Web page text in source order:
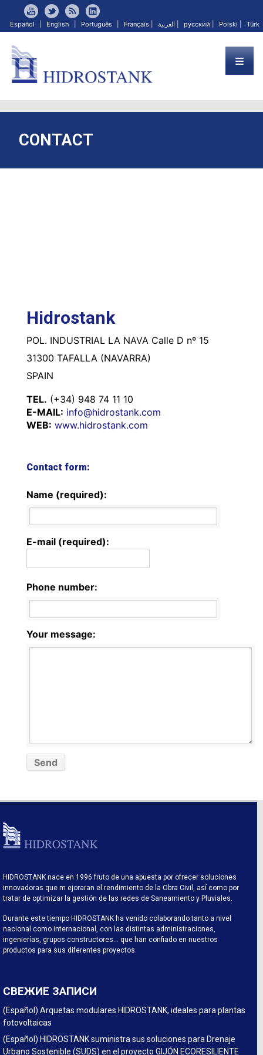
Español English Português Français العربية русский Polski Türk
CONTACT
Hidrostank
POL. INDUSTRIAL LA NAVA Calle D nº 15
31300 TAFALLA (NAVARRA)
SPAIN
TEL. (+34) 948 74 11 10
E-MAIL: info@hidrostank.com
WEB: www.hidrostank.com
Contact form:
Name (required):
E-mail (required):
Phone number:
Your message:
HIDROSTANK nace en 1996 fruto de una apuesta por ofrecer soluciones
innovadoras que m ejoraran el rendimiento de la Obra Civil, así como por
tratar de optimizar la gestión de las redes de Saneamiento y Pluviales.
Durante este tiempo HIDROSTANK ha venido colaborando tanto a nivel
nacional como internacional, con las distintas administraciones,
ingenierías, grupos constructores… que han confiado en nuestros
productos para sus diferentes proyectos.
СВЕЖИЕ ЗАПИСИ
(Español) Arquetas modulares HIDROSTANK, ideales para plantas
fotovoltaicas
(Español) HIDROSTANK suministra sus soluciones para Drenaje
Urbano Sostenible (SUDS) en el proyecto GIJÓN ECORESILIENTE